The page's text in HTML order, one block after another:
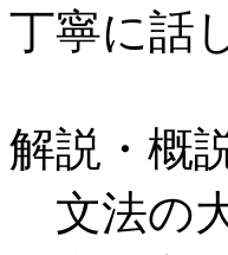
丁寧に話
解説・概
文法の